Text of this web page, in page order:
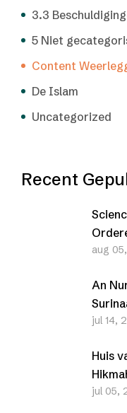
3.3
5 Niet
Content
De Islam
Uncategorized
Recent
aug
An
jul 14,
Huis
jul 05,